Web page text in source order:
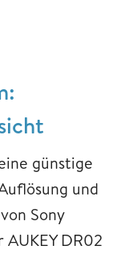
günstige
und
Sony
DR02